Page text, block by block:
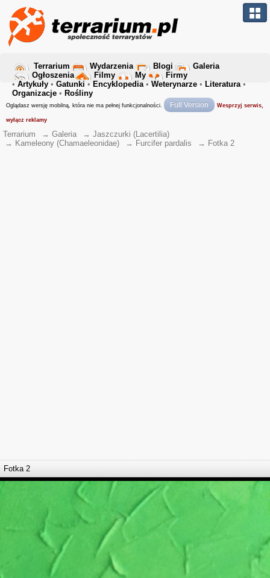
Terrarium Wydarzenia Blogi
Galeria
Ogłoszenia
Filmy My
Firmy
• Artykuły • Gatunki • Encyklopedia• Weterynarze • Literatura•
Organizacje • Rośliny
Oglądasz wersję mobilną, która nie ma pełnej funkcjonalności. Full Version Wesprzyj serwis,
wyłącz reklamy
Terrarium → Galeria → Jaszczurki (Lacertilia)
→ Kameleony (Chamaeleonidae) → Furcifer pardalis → Fotka 2
Fotka 2